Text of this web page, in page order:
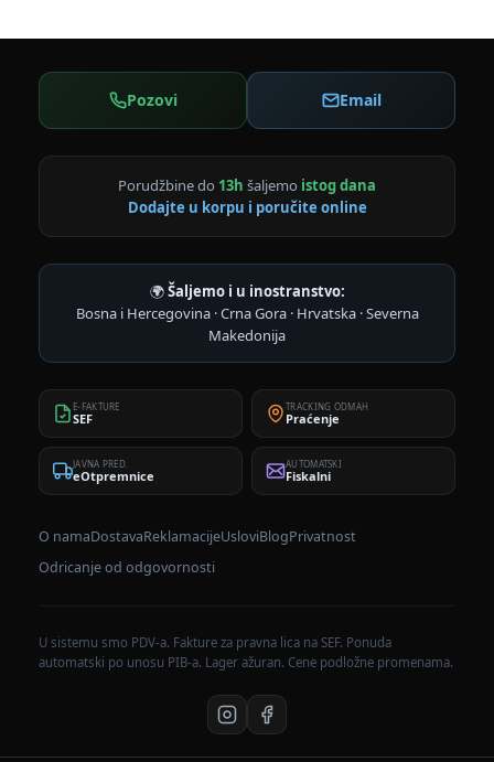
Pozovi Email
Porudžbine do 13h šaljemo istog dana
Dodajte u korpu i poručite online
🌍Šaljemo i u inostranstvo:
Bosna i Hercegovina · Crna Gora · Hrvatska · Severna
Makedonija
E-FAKTURE
SEF
TRACKING ODMAH
Praćenje
JAVNA PRED.
eOtpremnice
AUTOMATSKI
Fiskalni
O namaDostavaReklamacijeUsloviBlogPrivatnost
Odricanje od odgovornosti
U sistemu smo PDV-a. Fakture za pravna lica na SEF. Ponuda
automatski po unosu PIB-a. Lager ažuran. Cene podložne promenama.